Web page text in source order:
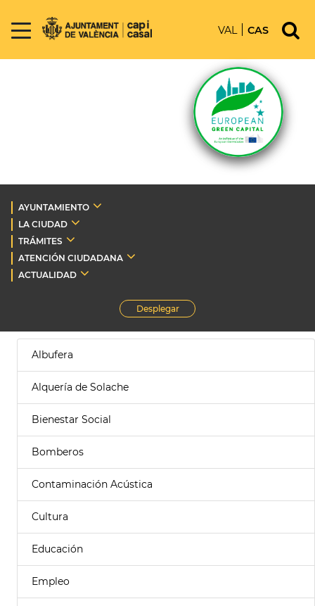
VAL CAS
AYUNTAMIENTO
LA CIUDAD
TRÁMITES
ATENCIÓN CIUDADANA
ACTUALIDAD
Desplegar
Albufera
Alquería de Solache
Bienestar Social
Bomberos
Contaminación Acústica
Cultura
Educación
Empleo